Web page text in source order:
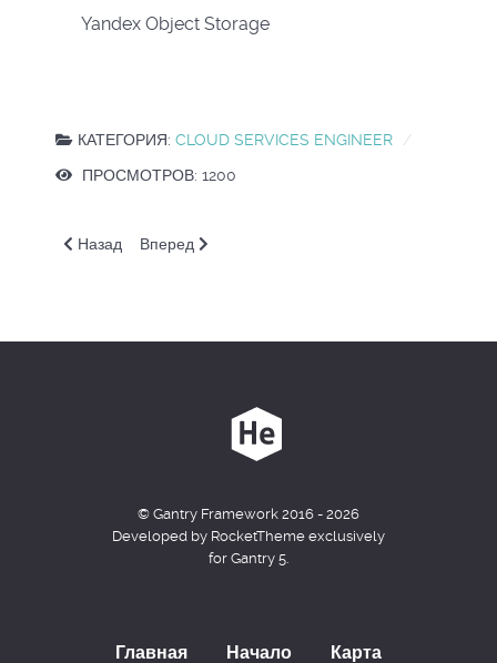
Yandex Object Storage
КАТЕГОРИЯ: CLOUD SERVICES ENGINEER
ПРОСМОТРОВ: 1200
Предыдущий: AG. ПР. Создание HTTP API с помощью
Назад Следующий: AG. Как настроить Yandex API
Вперед
© Gantry Framework 2016 - 2026
Developed by RocketTheme exclusively
for Gantry 5.
Главная Начало Карта